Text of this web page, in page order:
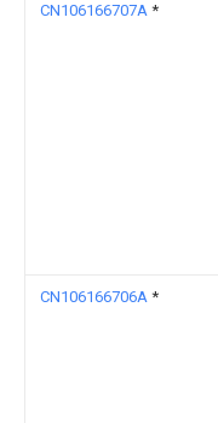
CN106166707A *
CN106166706A *